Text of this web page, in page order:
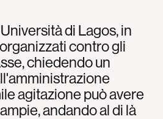
di Lagos, in
contro gli
chiedendo un
agitazione può avere
andando al di là